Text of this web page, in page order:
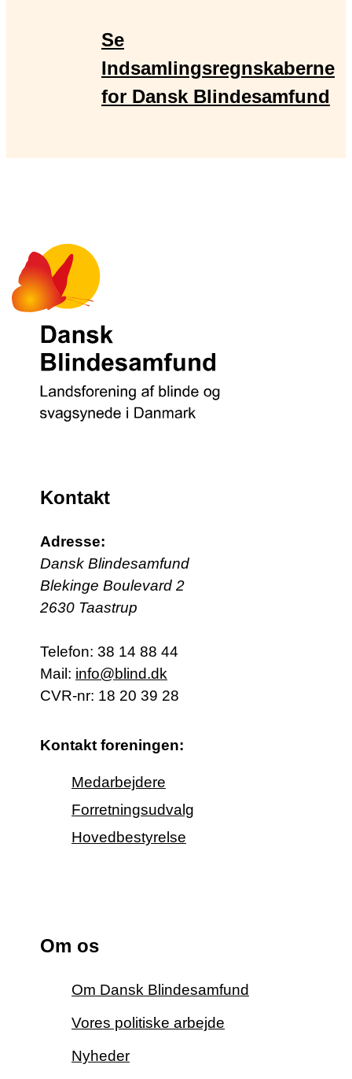
Se
Indsamlingsregnskaberne
for Dansk Blindesamfund
Kontakt
Adresse:
Dansk Blindesamfund
Blekinge Boulevard 2
2630 Taastrup
Telefon: 38 14 88 44
Mail: info@blind.dk
CVR-nr: 18 20 39 28
Kontakt foreningen:
Medarbejdere
Forretningsudvalg
Hovedbestyrelse
Om os
Om Dansk Blindesamfund
Vores politiske arbejde
Nyheder